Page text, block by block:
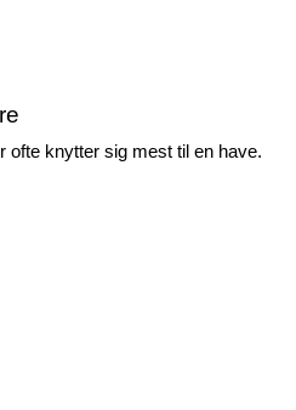
ofte knytter sig mest til en have.